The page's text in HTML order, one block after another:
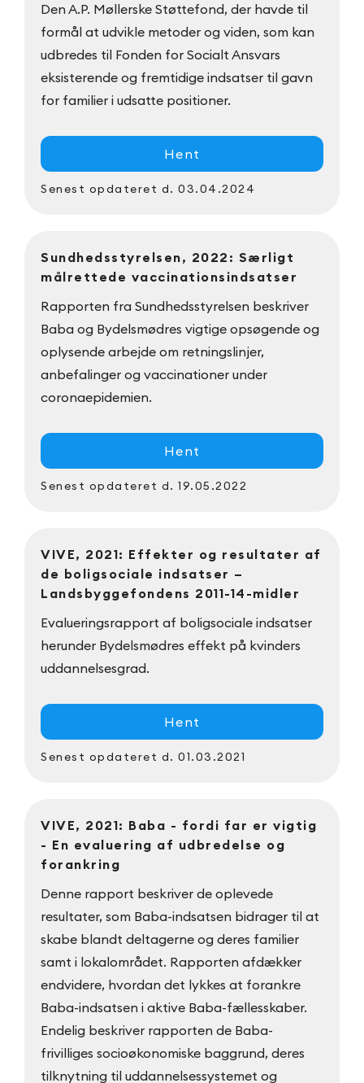
Den A.P. Møllerske Støttefond, der havde til
formål at udvikle metoder og viden, som kan
udbredes til Fonden for Socialt Ansvars
eksisterende og fremtidige indsatser til gavn
for familier i udsatte positioner.
Hent
Senest opdateret d. 03.04.2024
Sundhedsstyrelsen, 2022: Særligt
målrettede vaccinationsindsatser
Rapporten fra Sundhedsstyrelsen beskriver
Baba og Bydelsmødres vigtige opsøgende og
oplysende arbejde om retningslinjer,
anbefalinger og vaccinationer under
coronaepidemien.
Hent
Senest opdateret d. 19.05.2022
VIVE, 2021: Effekter og resultater af
de boligsociale indsatser –
Landsbyggefondens 2011-14-midler
Evalueringsrapport af boligsociale indsatser
herunder Bydelsmødres effekt på kvinders
uddannelsesgrad.
Hent
Senest opdateret d. 01.03.2021
VIVE, 2021: Baba - fordi far er vigtig
- En evaluering af udbredelse og
forankring
Denne rapport beskriver de oplevede
resultater, som Baba-indsatsen bidrager til at
skabe blandt deltagerne og deres familier
samt i lokalområdet. Rapporten afdækker
endvidere, hvordan det lykkes at forankre
Baba-indsatsen i aktive Baba-fællesskaber.
Endelig beskriver rapporten de Baba-
frivilliges socioøkonomiske baggrund, deres
tilknytning til uddannelsessystemet og